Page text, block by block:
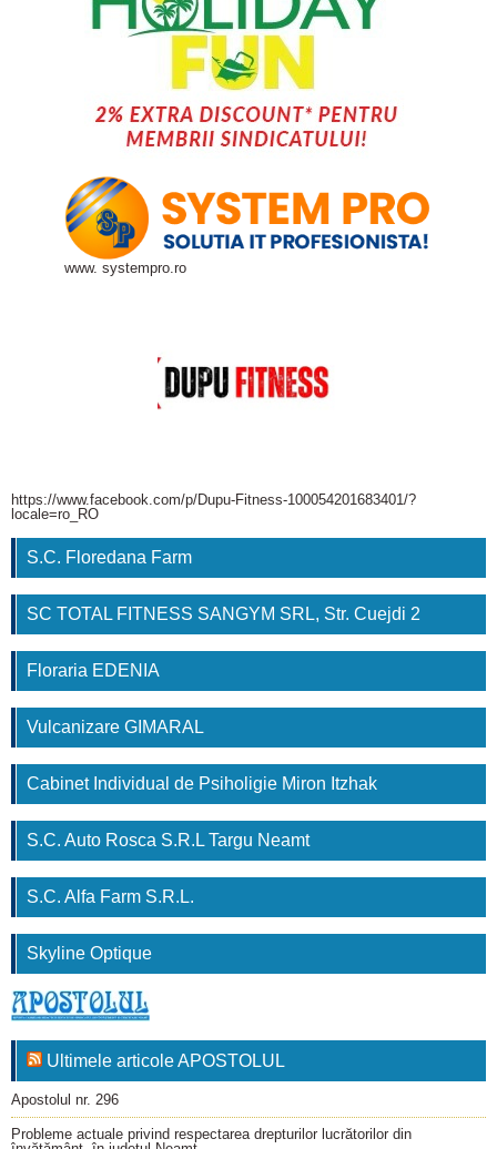
www. systempro.ro
https://www.facebook.com/p/Dupu-Fitness-100054201683401/?
locale=ro_RO
S.C. Floredana Farm
SC TOTAL FITNESS SANGYM SRL, Str. Cuejdi 2
Floraria EDENIA
Vulcanizare GIMARAL
Cabinet Individual de Psiholigie Miron Itzhak
S.C. Auto Rosca S.R.L Targu Neamt
S.C. Alfa Farm S.R.L.
Skyline Optique
Ultimele articole APOSTOLUL
Apostolul nr. 296
Probleme actuale privind respectarea drepturilor lucrătorilor din